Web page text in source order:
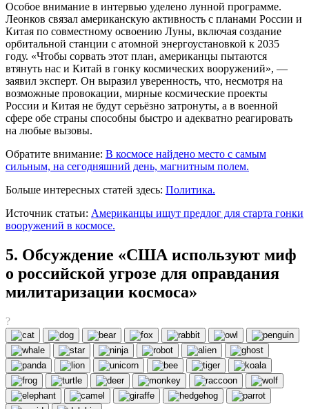
Особое внимание в интервью уделено лунной программе.
Леонков связал американскую активность с планами России и
Китая по совместному освоению Луны, включая создание
орбитальной станции с атомной энергоустановкой к 2035
году. «Чтобы сорвать этот план, американцы пытаются
втянуть нас и Китай в гонку космических вооружений», —
заявил эксперт. Он выразил уверенность, что, несмотря на
возможные провокации, мирные космические проекты
России и Китая не будут серьёзно затронуты, а в военной
сфере обе страны способны быстро и адекватно реагировать
на любые вызовы.
Обратите внимание: ​​В космосе найдено место с самым
сильным, на сегодняшний день, магнитным полем.
Больше интересных статей здесь: Политика.
Источник статьи: Американцы ищут предлог для старта гонки
вооружений в космосе.
5. Обсуждение «США используют миф
о российской угрозе для оправдания
милитаризации космоса»
?